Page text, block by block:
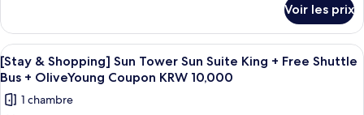
&
Shopping]
Sun
Tower
Sun
le
type
de
chambre
&
Voir les prix
Afficher
toutes
les
photos
Une chambre d’hôtel avec un
5
[Stay & Shopping] Sun Tower Sun Suite King + Free Shuttle
Bus + OliveYoung Coupon KRW 10,000
1 chambre